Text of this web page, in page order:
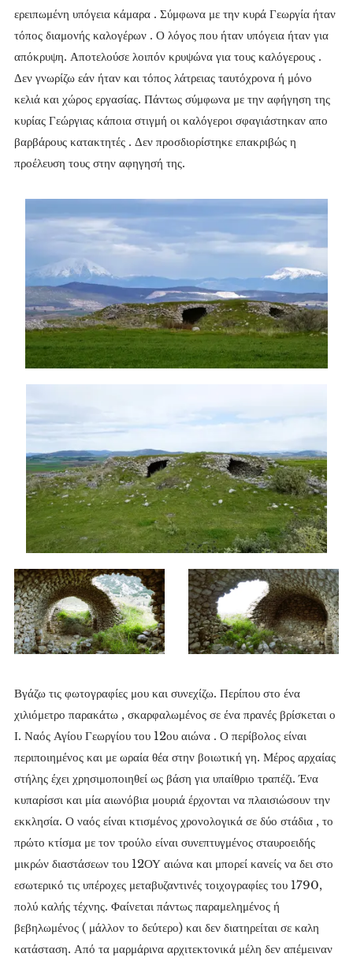
ερειπωμένη υπόγεια κάμαρα . Σύμφωνα με την κυρά Γεωργία ήταν
τόπος διαμονής καλογέρων . Ο λόγος που ήταν υπόγεια ήταν για
απόκρυψη. Αποτελούσε λοιπόν κρυψώνα για τους καλόγερους .
Δεν γνωρίζω εάν ήταν και τόπος λάτρειας ταυτόχρονα ή μόνο
κελιά και χώρος εργασίας. Πάντως σύμφωνα με την αφήγηση της
κυρίας Γεώργιας κάποια στιγμή οι καλόγεροι σφαγιάστηκαν απο
βαρβάρους κατακτητές . Δεν προσδιορίστηκε επακριβώς η
προέλευση τους στην αφηγησή της.
Βγάζω τις φωτογραφίες μου και συνεχίζω. Περίπου στο ένα
χιλιόμετρο παρακάτω , σκαρφαλωμένος σε ένα πρανές βρίσκεται ο
Ι. Ναός Αγίου Γεωργίου του 12ου αιώνα . Ο περίβολος είναι
περιποιημένος και με ωραία θέα στην βοιωτική γη. Μέρος αρχαίας
στήλης έχει χρησιμοποιηθεί ως βάση για υπαίθριο τραπέζι. Ένα
κυπαρίσσι και μία αιωνόβια μουριά έρχονται να πλαισιώσουν την
εκκλησία. Ο ναός είναι κτισμένος χρονολογικά σε δύο στάδια , το
πρώτο κτίσμα με τον τρούλο είναι συνεπτυγμένος σταυροειδής
μικρών διαστάσεων του 12ΟΥ αιώνα και μπορεί κανείς να δει στο
εσωτερικό τις υπέροχες μεταβυζαντινές τοιχογραφίες του 1790,
πολύ καλής τέχνης. Φαίνεται πάντως παραμελημένος ή
βεβηλωμένος ( μάλλον το δεύτερο) και δεν διατηρείται σε καλη
κατάσταση. Από τα μαρμάρινα αρχιτεκτονικά μέλη δεν απέμειναν